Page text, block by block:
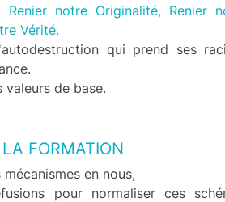
Renier notre Originalité, Renier
Vérité.
qui prend ses
valeurs de base.
FORMATION
en nous,
pour normaliser ces